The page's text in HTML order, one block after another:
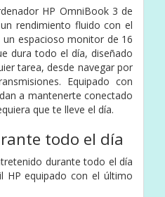
HP OmniBook 3 de
rendimiento fluido con el
espacioso monitor de 16
dura todo el día, diseñado
tarea, desde navegar por
Equipado con
a mantenerte conectado
que te lleve el día.
todo el día
durante todo el día
HP equipado con el último